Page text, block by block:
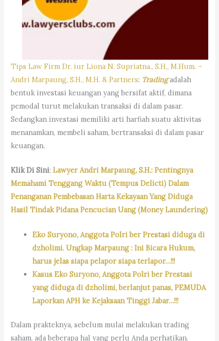
Tips Law Firm Dr. iur Liona N. Supriatna., S.H., M.Hum. –
Andri Marpaung, S.H., M.H. & Partners: Tradingadalah
bentuk investasi keuangan yang bersifat aktif, dimana
pemodal turut melakukan transaksi di dalam pasar.
Sedangkan investasi memiliki arti harfiah suatu aktivitas
menanamkan, membeli saham, bertransaksi di dalam pasar
keuangan.
Klik Di Sini:Lawyer Andri Marpaung, S.H.: Pentingnya
Memahami Tenggang Waktu (Tempus Delicti) Dalam
Penanganan Pembebasan Harta Kekayaan Yang Diduga
Hasil Tindak Pidana Pencucian Uang (Money Laundering)
Eko Suryono, Anggota Polri ber Prestasi diduga di
dzholimi. Ungkap Marpaung : Ini Bicara Hukum,
harus jelas siapa pelapor siapa terlapor…!!!
Kasus Eko Suryono, Anggota Polri ber Prestasi
yang diduga di dzholimi, berlanjut panas, PEMUDA
Laporkan APH ke Kejaksaan Tinggi Jabar…!!!
Dalam prakteknya, sebelum mulai melakukan trading
saham, ada beberapa hal yang perlu Anda perhatikan.